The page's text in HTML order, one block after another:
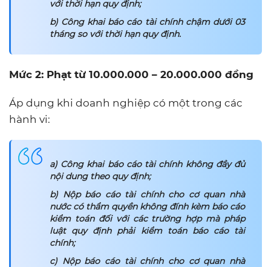
với thời hạn quy định;
b) Công khai báo cáo tài chính chậm dưới 03
tháng so với thời hạn quy định.
Mức 2: Phạt từ 10.000.000 – 20.000.000 đồng
Áp dụng khi doanh nghiệp có một trong các
hành vi:
a) Công khai báo cáo tài chính không đầy đủ
nội dung theo quy định;
b) Nộp báo cáo tài chính cho cơ quan nhà
nước có thẩm quyền không đính kèm báo cáo
kiểm toán đối với các trường hợp mà pháp
luật quy định phải kiểm toán báo cáo tài
chính;
c) Nộp báo cáo tài chính cho cơ quan nhà